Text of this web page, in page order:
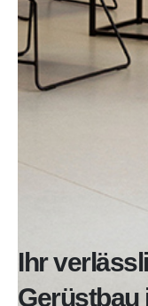
Ihr
Gerüstbau